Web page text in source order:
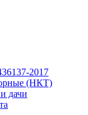
2017
(НКТ)
дачи